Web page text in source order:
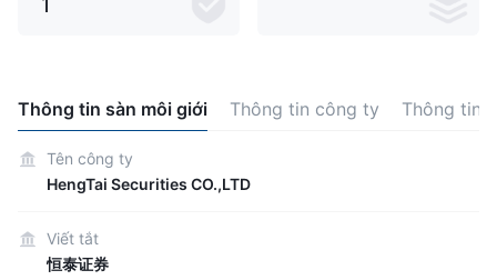
Thông tin sàn môi giới Thông tin công ty Thông tin
Tên công ty
HengTai Securities CO.,LTD
Viết tắt
恒泰证券